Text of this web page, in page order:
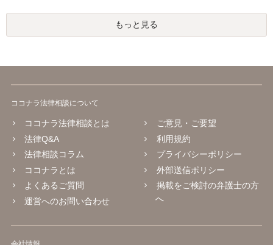
もっと見る
ココナラ法律相談について
ココナラ法律相談とは
法律Q&A
法律相談コラム
ココナラとは
よくあるご質問
運営へのお問い合わせ
ご意見・ご要望
利用規約
プライバシーポリシー
外部送信ポリシー
掲載をご検討の弁護士の方
へ